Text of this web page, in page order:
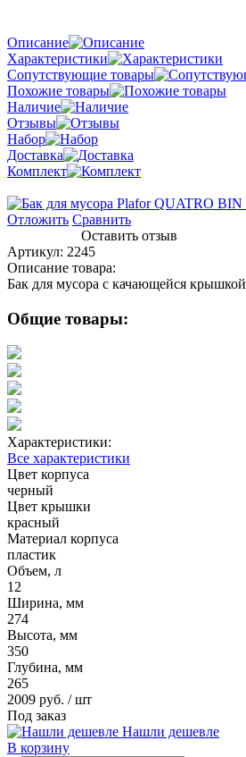
Описание
Характеристики
Сопутствующие товары
Похожие товары
Наличие
Отзывы
Набор
Доставка
Комплект
Отложить Сравнить
Оставить отзыв
Артикул: 2245
Описание товара:
Бак для мусора с качающейся крышкой
Общие товары:
Характеристики:
Все характеристики
Цвет корпуса
черный
Цвет крышки
красный
Материал корпуса
пластик
Объем, л
12
Ширина, мм
274
Высота, мм
350
Глубина, мм
265
2009 руб. / шт
Под заказ
Нашли дешевле
В корзину